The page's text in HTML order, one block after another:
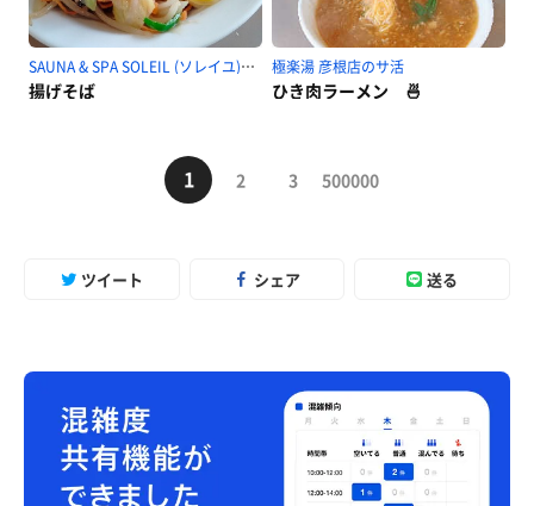
SAUNA & SPA SOLEIL (ソレイユ)のサ活
揚げそば
極楽湯 彦根店のサ活
ひき肉ラーメン 🍜
1 2 3 500000
ツイート シェア 送る